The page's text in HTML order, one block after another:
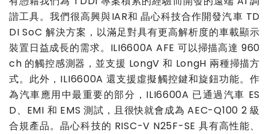
諧工具。我們很高興與IAR和 晶心科技合作開發汽車 TD
DI SoC 解決方案，以滿足對具有更高解析度的車載顯示
裝置日益成長的需求。 ILI6600A AFE 可以掃描高達 960
ch 的觸控感測器，並支援 LongV 和 LongH 兩種掃描方
式。此外， ILI6600A還支援虛擬觸控鍵和旋鈕功能。作
為汽車應用中最重要的部分， ILI6600A 已通過汽車 ES
D、 EMI 和 EMS測試，且很快就會成為 AEC-Q100 2級
合規產品。晶心科技的 RISC-V N25F-SE 具有高性能、